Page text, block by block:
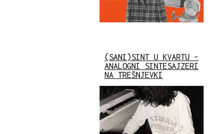
(SANI)SINT U KVARTU –
ANALOGNI SINTESAJZERI
NA TREŠNJEVKI